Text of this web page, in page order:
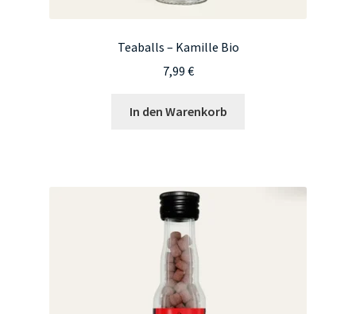
Teaballs – Kamille Bio
7,99 €
In den Warenkorb